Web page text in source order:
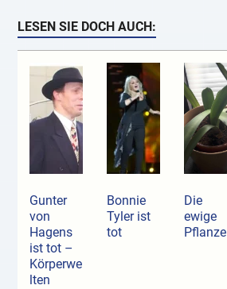
LESEN SIE DOCH AUCH:
Gunter
von
Hagens
ist tot –
Körperwe
lten
Bonnie
Tyler ist
tot
Die
ewige
Pflanze